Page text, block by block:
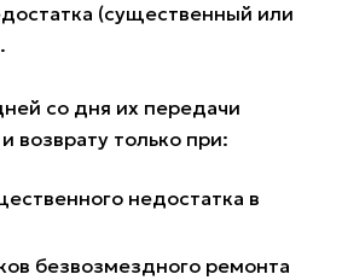
(существенный или
со дня их передачи
возврату только при:
недостатка в
безвозмездного ремонта